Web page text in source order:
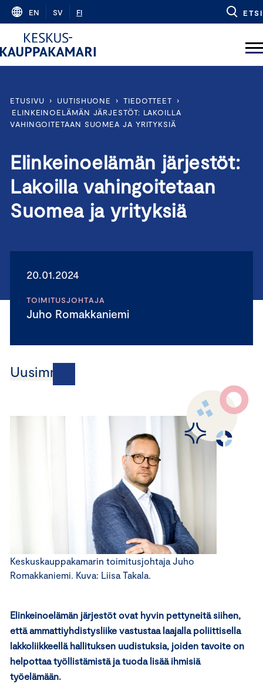
Skip
content
EN SV FI ETSI
ETUSIVU › UUTISHUONE › TIEDOTTEET
›
ELINKEINOELÄMÄN JÄRJESTÖT: LAKOILLA
VAHINGOITETAAN SUOMEA JA YRITYKSIÄ
Elinkeinoelämän järjestöt:
Lakoilla vahingoitetaan
Suomea ja yrityksiä
20.01.2024
TOIMITUSJOHTAJA
Juho Romakkaniemi
Uusimmat
Keskuskauppakamarin toimitusjohtaja Juho
Romakkaniemi. Kuva: Liisa Takala.
Elinkeinoelämän järjestöt ovat hyvin pettyneitä siihen,
että ammattiyhdistysliike vastustaa laajalla poliittisella
lakkoliikkeellä hallituksen uudistuksia, joiden tavoite on
helpottaa työllistämistä ja tuoda lisää ihmisiä
työelämään.